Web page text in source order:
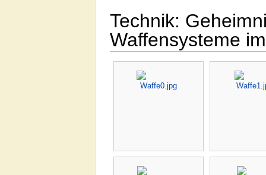
Technik:
Waffensysteme